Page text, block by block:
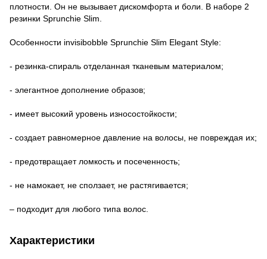
плотности. Он не вызывает дискомфорта и боли. В наборе 2
резинки Sprunchie Slim.
Особенности invisibobble Sprunchie Slim Elegant Style:
- резинка-спираль отделанная тканевым материалом;
- элегантное дополнение образов;
- имеет высокий уровень износостойкости;
- создает равномерное давление на волосы, не повреждая их;
- предотвращает ломкость и посеченность;
- не намокает, не сползает, не растягивается;
– подходит для любого типа волос.
Характеристики